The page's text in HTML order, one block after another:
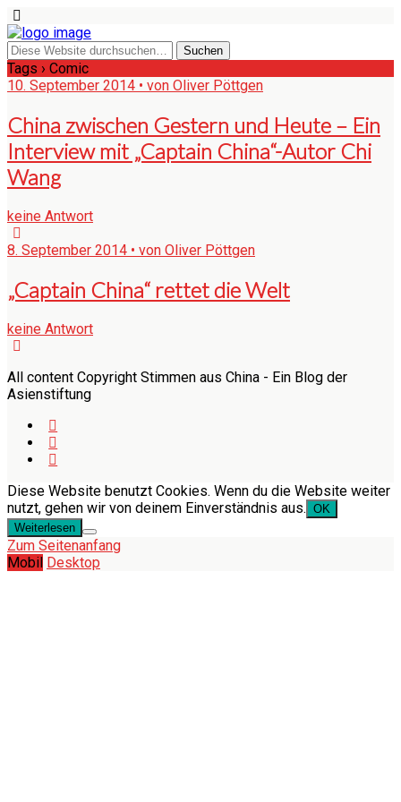
Tags › Comic
10. September 2014 • von Oliver Pöttgen
China zwischen Gestern und Heute – Ein
Interview mit „Captain China“-Autor Chi
Wang
keine Antwort
8. September 2014 • von Oliver Pöttgen
„Captain China“ rettet die Welt
keine Antwort
All content Copyright Stimmen aus China - Ein Blog der
Asienstiftung
Diese Website benutzt Cookies. Wenn du die Website weiter
nutzt, gehen wir von deinem Einverständnis aus. OK
Weiterlesen
Zum Seitenanfang
Mobil Desktop